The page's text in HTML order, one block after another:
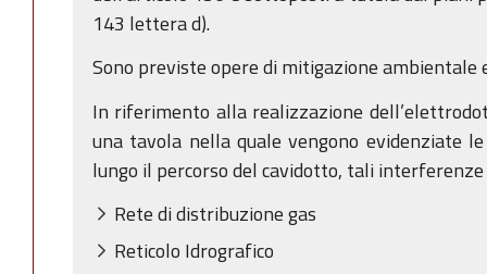
143 lettera d).
Sono previste opere di mitigazione ambientale
In riferimento alla realizzazione
una tavola nella quale vengono evidenziate
lungo il percorso del cavidotto, tali
Rete di distribuzione gas
Reticolo Idrografico